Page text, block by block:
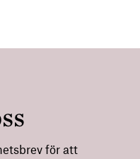
för att